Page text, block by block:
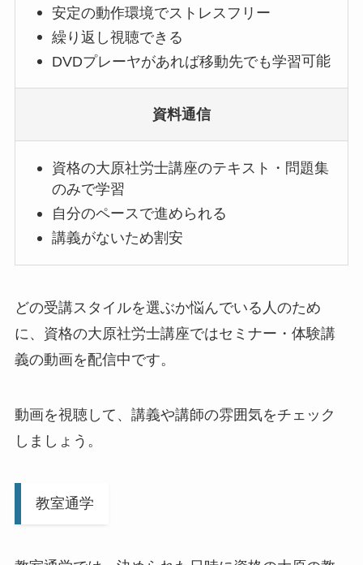
安定の動作環境でストレスフリー
繰り返し視聴できる
DVDプレーヤがあれば移動先でも学習可能
資料通信
資格の大原社労士講座のテキスト・問題集
のみで学習
自分のペースで進められる
講義がないため割安
どの受講スタイルを選ぶか悩んでいる人のため
に、資格の大原社労士講座ではセミナー・体験講
義の動画を配信中です。
動画を視聴して、講義や講師の雰囲気をチェック
しましょう。
教室通学